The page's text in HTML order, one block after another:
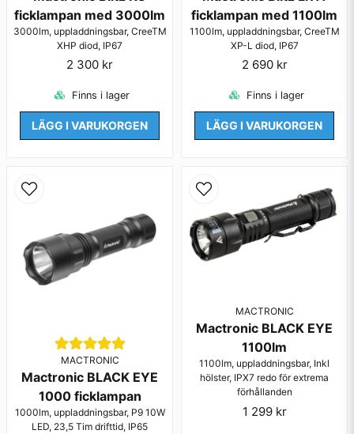
ficklampan med 3000lm
3000lm, uppladdningsbar, CreeTM
XHP diod, IP67
2 300 kr
Finns i lager
LÄGG I VARUKORGEN
ficklampan med 1100lm
1100lm, uppladdningsbar, CreeTM
XP-L diod, IP67
2 690 kr
Finns i lager
LÄGG I VARUKORGEN
MACTRONIC
Mactronic BLACK EYE
1000 ficklampan
1000lm, uppladdningsbar, P9 10W
LED, 23,5 Tim drifttid, IP65
MACTRONIC
Mactronic BLACK EYE
1100lm
1100lm, uppladdningsbar, Inkl
hölster, IPX7 redo för extrema
förhållanden
1 299 kr
Skicka fråga